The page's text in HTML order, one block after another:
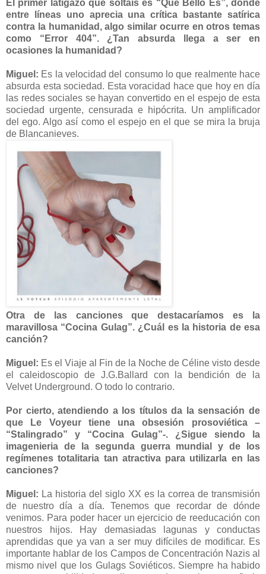
El primer latigazo que soltáis es “Qué Bello Es”, donde
entre líneas uno aprecia una crítica bastante satírica
contra la humanidad, algo similar ocurre en otros temas
como “Error 404”. ¿Tan absurda llega a ser en
ocasiones la humanidad?
Miguel: Es la velocidad del consumo lo que realmente hace
absurda esta sociedad. Esta voracidad hace que hoy en día
las redes sociales se hayan convertido en el espejo de esta
sociedad urgente, censurada e hipócrita. Un amplificador
del ego. Algo así como el espejo en el que se mira la bruja
de Blancanieves.
Otra de las canciones que destacaríamos es la
maravillosa “Cocina Gulag”. ¿Cuál es la historia de esa
canción?
Miguel: Es el Viaje al Fin de la Noche de Céline visto desde
el caleidoscopio de J.G.Ballard con la bendición de la
Velvet Underground. O todo lo contrario.
Por cierto, atendiendo a los títulos da la sensación de
que Le Voyeur tiene una obsesión prosoviética –
“Stalingrado” y “Cocina Gulag”-. ¿Sigue siendo la
imagenieria de la segunda guerra mundial y de los
regímenes totalitaria tan atractiva para utilizarla en las
canciones?
Miguel: La historia del siglo XX es la correa de transmisión
de nuestro día a día. Tenemos que recordar de dónde
venimos. Para poder hacer un ejercicio de reeducación con
nuestros hijos. Hay demasiadas lagunas y conductas
aprendidas que ya van a ser muy difíciles de modificar. Es
importante hablar de los Campos de Concentración Nazis al
mismo nivel que los Gulags Soviéticos. Siempre ha habido